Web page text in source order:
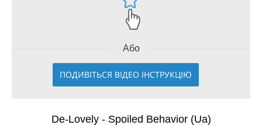
Або
ПОДИВІТЬСЯ ВІДЕО ІНСТРУКЦІЮ
De-Lovely - Spoiled Behavior (Ua)